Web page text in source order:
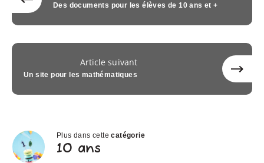
Des documents pour les élèves de 10 ans et +
Article suivant
Un site pour les mathématiques
Plus dans cettecatégorie
10 ans
10
ans